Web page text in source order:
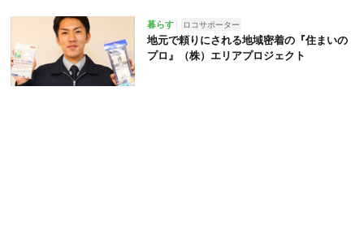
暮らす ロコサポーター
地元で頼りにされる地域密着の『住まいの
プロ』（株）エリアプロジェクト